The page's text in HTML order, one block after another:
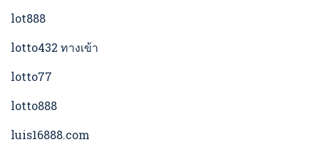
lot888
lotto432 ทางเข้า
lotto77
lotto888
luis16888.com